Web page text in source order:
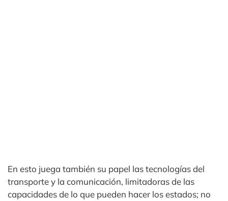
En esto juega también su papel las tecnologías del
transporte y la comunicación, limitadoras de las
capacidades de lo que pueden hacer los estados; no